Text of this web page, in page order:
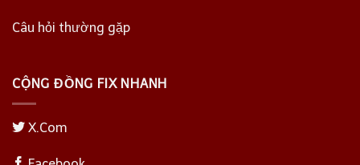
Câu hỏi thường gặp
CỘNG ĐỒNG FIX NHANH
X.Com